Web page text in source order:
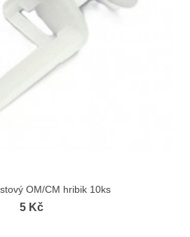
OM/CM hribik 10ks
5 Kč